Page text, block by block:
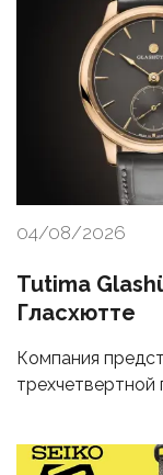
04/08/2026
Tutima
Гласхютте
Компания
трехчетвертной